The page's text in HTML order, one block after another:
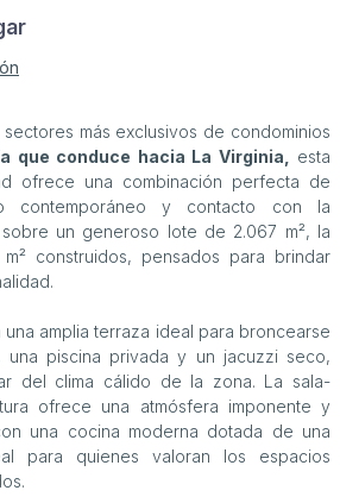
más exclusivos de condominios
que conduce hacia La Virginia,
esta
ofrece una combinación perfecta de
contemporáneo y contacto con la
sobre un generoso lote de 2.067 m², la
construidos, pensados para brindar
amplia terraza ideal para broncearse
una piscina privada y un jacuzzi seco,
del clima cálido de la zona. La sala-
ofrece una atmósfera imponente y
una cocina moderna dotada de una
para quienes valoran los espacios